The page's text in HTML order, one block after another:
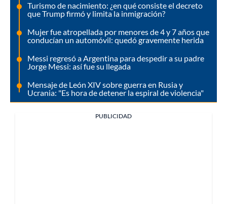
Turismo de nacimiento: ¿en qué consiste el decreto
que Trump firmó y limita la inmigración?
Mujer fue atropellada por menores de 4 y 7 años que
conducían un automóvil: quedó gravemente herida
Messi regresó a Argentina para despedir a su padre
Jorge Messi: así fue su llegada
Mensaje de León XIV sobre guerra en Rusia y
Ucrania: "Es hora de detener la espiral de violencia"
PUBLICIDAD